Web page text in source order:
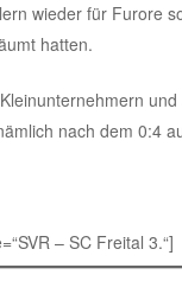
wieder für Furore
hatten.
nach dem 0:4
– SC Freital 3.“]